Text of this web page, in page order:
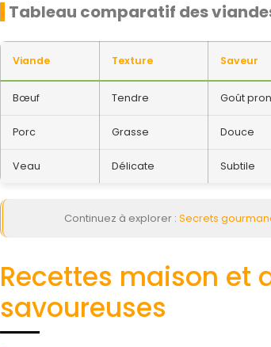
Tableau comparatif des
Viande Texture Saveur
Bœuf Tendre Goût
Porc Grasse Douce
Veau Délicate Subtile
Continuez à explorer : Secrets
Recettes maison et
savoureuses